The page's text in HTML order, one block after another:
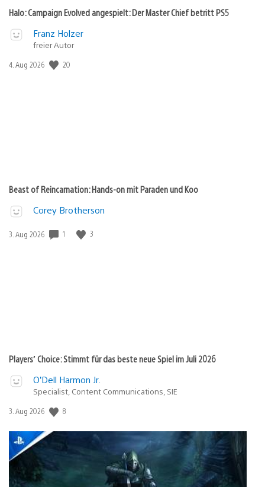
Halo: Campaign Evolved angespielt: Der Master Chief betritt PS5
Franz Holzer
freier Autor
Veröffentlichungsdatum:
4. Aug 2026 20
Beast of Reincarnation: Hands-on mit Paraden und Koo
Corey Brotherson
Veröffentlichungsdatum:
3. Aug 2026 1 3
Players’ Choice: Stimmt für das beste neue Spiel im Juli 2026
O’Dell Harmon Jr.
Specialist, Content Communications, SIE
Veröffentlichungsdatum:
3. Aug 2026 8